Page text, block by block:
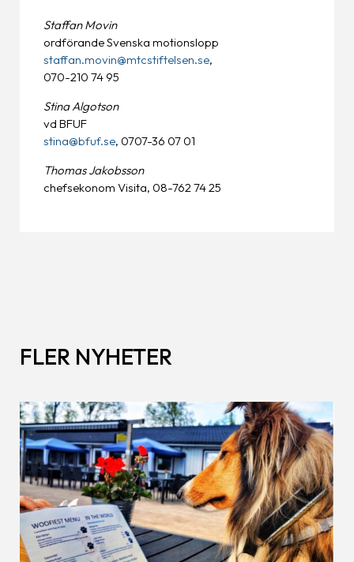
Staffan Movin
ordförande Svenska motionslopp
staffan.movin@mtcstiftelsen.se,
070-210 74 95
Stina Algotson
vd BFUF
stina@bfuf.se, 0707-36 07 01
Thomas Jakobsson
chefsekonom Visita, 08-762 74 25
FLER NYHETER